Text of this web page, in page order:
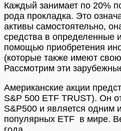
Каждый занимает по 20%
рода прокладка. Это
активы самостоятельно,
средства в определенные
помощью приобретения
(которые также имеют
Рассмотрим эти
Американские акции
S&P 500 ETF TRUST). Он
S&P500 и является одним
популярных ETF в мире.